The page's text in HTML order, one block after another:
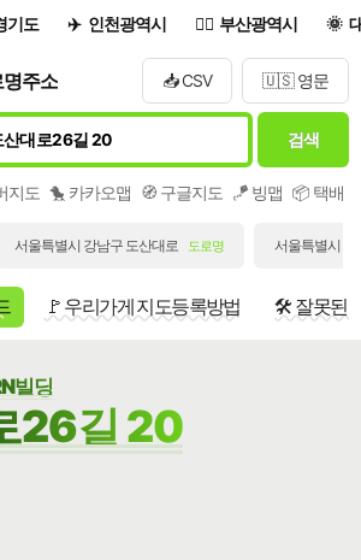
기도 인천광역시 부산광역시
명주소 📥 CSV 🇺🇸 영문
검색
지도 🐤 카카오맵 🧭 구글지도 🪁 빙맵 📦 택배/
서울특별시 강남구 도산대로 도로명 서울특별시
🚩 우리가게 지도등록방법 🛠️ 잘못된
빌딩
26길 20